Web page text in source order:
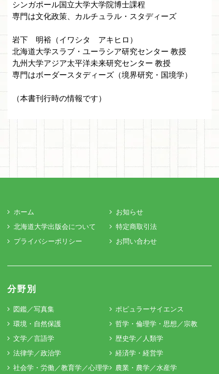
シンガポール国立大学大学院博士課程
専門は文化政策、カルチュラル・スタディーズ
岩下 明裕（イワシタ アキヒロ）
北海道大学スラブ・ユーラシア研究センター 教授
九州大学アジア太平洋未来研究センター 教授
専門はボーダースタディーズ（境界研究・国境学）
（本書刊行時の情報です）
ホーム
お知らせ
北海道大学出版会について
特定商取引法
プライバシーポリシー
お問い合わせ
分野別
図鑑／写真集
ポピュラーサイエンス
環境・自然保護
哲学・倫理学・思想／宗教
文学／言語学
歴史学／人類学
法律学／政治学
経済学・経営学
社会学・労働／教育学／心理学
農業・農学／水産学